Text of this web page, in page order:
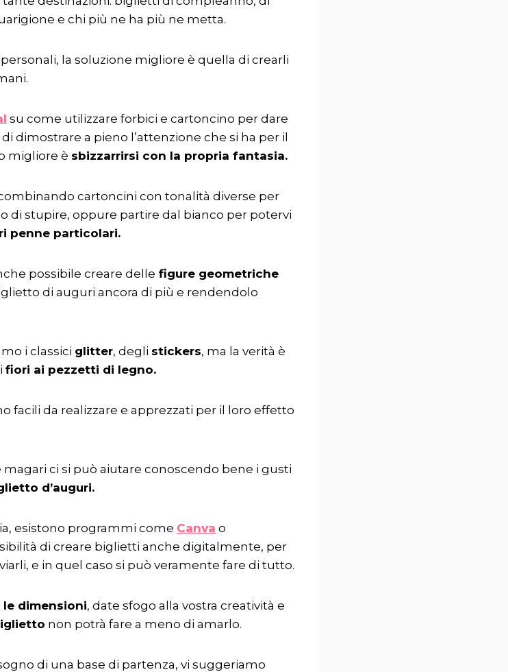
e chi più ne ha più ne metta.
la soluzione migliore è quella di crearli
su come utilizzare forbici e cartoncino per dare
dimostrare a pieno l’attenzione che si ha per il
migliore è sbizzarrirsi con la propria fantasia.
cartoncini con tonalità diverse per
di stupire, oppure partire dal bianco per potervi
penne particolari.
possibile creare delle figure geometriche
di auguri ancora di più e rendendolo
i classici glitter, degli stickers, ma la verità è
fiori ai pezzetti di legno.
facili da realizzare e apprezzati per il loro effetto
magari ci si può aiutare conoscendo bene i gusti
d’auguri.
esistono programmi come Canva o
di creare biglietti anche digitalmente, per
e in quel caso si può veramente fare di tutto.
le dimensioni, date sfogo alla vostra creatività e
non potrà fare a meno di amarlo.
di una base di partenza, vi suggeriamo